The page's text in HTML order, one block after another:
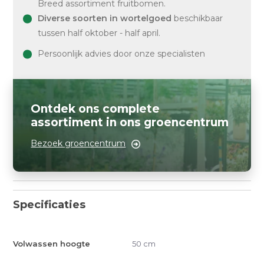
Breed assortiment fruitbomen.
Diverse soorten in wortelgoed beschikbaar
tussen half oktober - half april.
Persoonlijk advies door onze specialisten
Ontdek ons complete
assortiment in ons groencentrum
Bezoek groencentrum
Specificaties
Volwassen hoogte 50 cm